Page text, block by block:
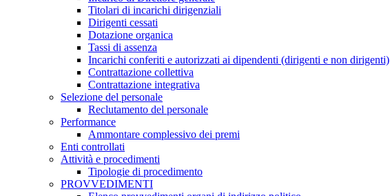
Titolari di incarichi dirigenziali
Dirigenti cessati
Dotazione organica
Tassi di assenza
Incarichi conferiti e autorizzati ai dipendenti (dirigenti e non dirigenti)
Contrattazione collettiva
Contrattazione integrativa
Selezione del personale
Reclutamento del personale
Performance
Ammontare complessivo dei premi
Enti controllati
Attività e procedimenti
Tipologie di procedimento
PROVVEDIMENTI